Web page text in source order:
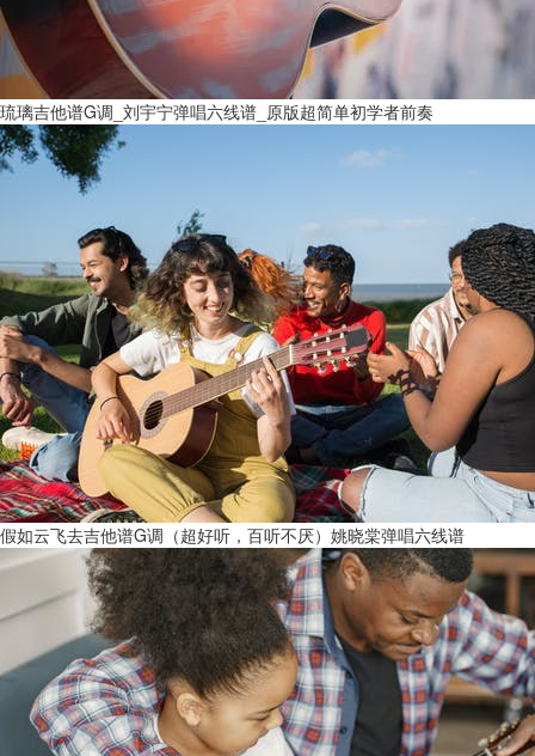
琉璃吉他谱G调_刘宇宁弹唱六线谱_原版超简单初学者前奏
假如云飞去吉他谱G调（超好听，百听不厌）姚晓棠弹唱六线谱